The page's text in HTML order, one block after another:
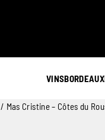
VINSBORDEAUX
/ Mas Cristine – Côtes du